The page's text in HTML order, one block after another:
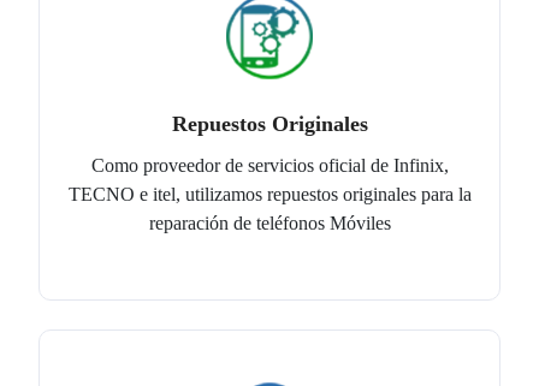
Repuestos Originales
Como proveedor de servicios oficial de Infinix,
TECNO e itel, utilizamos repuestos originales para la
reparación de teléfonos Móviles